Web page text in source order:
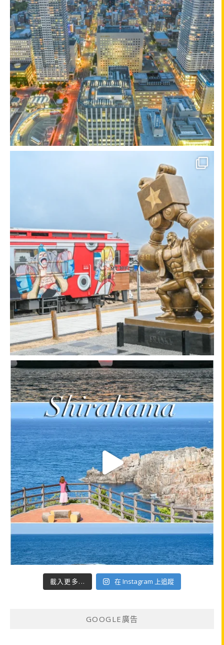
載入更多... 在 Instagram 上追蹤
GOOGLE廣告